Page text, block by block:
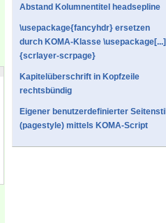
Abstand Kolumnentitel headsepline
\usepackage{fancyhdr} ersetzen
durch KOMA-Klasse \usepackage[...]
{scrlayer-scrpage}
Kapitelüberschrift in Kopfzeile
rechtsbündig
Eigener benutzerdefinierter Seitenstil
(pagestyle) mittels KOMA-Script